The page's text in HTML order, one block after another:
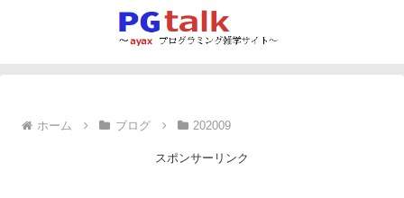
ホーム ブログ 202009
スポンサーリンク